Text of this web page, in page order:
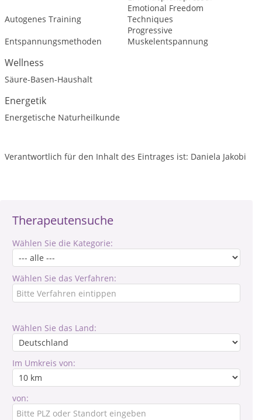
Therapeutensuche
Wählen Sie die Kategorie:
Wählen Sie das Verfahren:
Wählen Sie das Land:
Im Umkreis von:
von:
Autogenes Training
Emotional Freedom
Techniques
Entspannungsmethoden
Progressive
Muskelentspannung
Wellness
Säure-Basen-Haushalt
Energetik
Energetische Naturheilkunde
Verantwortlich für den Inhalt des Eintrages ist: Daniela Jakobi